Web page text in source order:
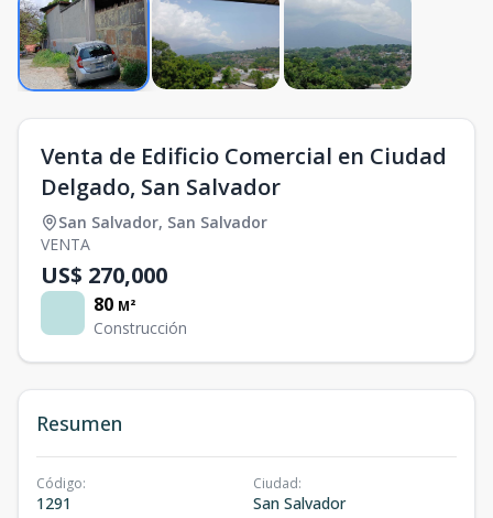
Venta de Edificio Comercial en Ciudad
Delgado, San Salvador
San Salvador, San Salvador
VENTA
US$ 270,000
80 M²
Construcción
Resumen
Código:
1291
Ciudad:
San Salvador